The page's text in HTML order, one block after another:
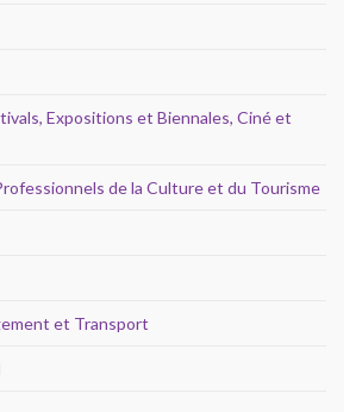
Expositions et Biennales, Ciné et
de la Culture et du Tourisme
et Transport